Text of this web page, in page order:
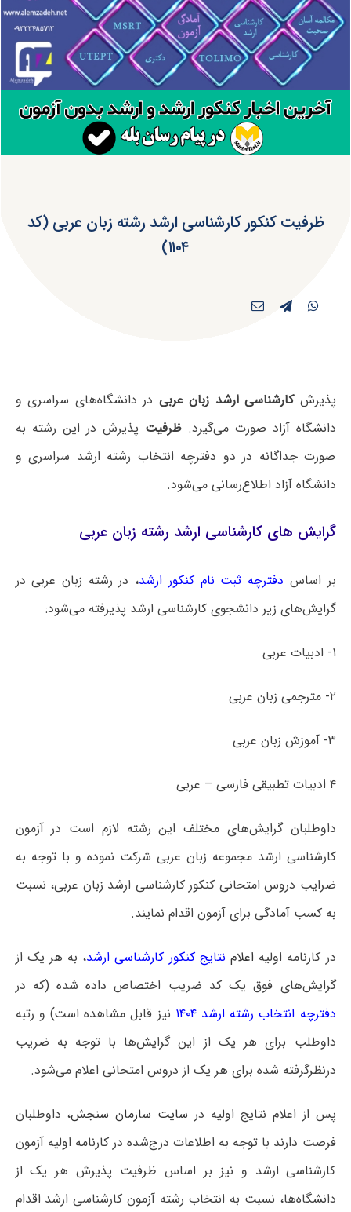
ظرفیت کنکور کارشناسی ارشد رشته زبان عربی (کد
۱۱۰۴)
پذیرشکارشناسی ارشد زبان عربی در دانشگاه‌های سراسری و
دانشگاه آزاد صورت می‌گیرد.ظرفیت پذیرش در این رشته به
صورت جداگانه در دو دفترچه انتخاب رشته ارشد سراسری و
دانشگاه آزاد اطلاع‌رسانی می‌شود.
گرایش های کارشناسی ارشد رشته زبان عربی
بر اساس دفترچه ثبت نام کنکور ارشد، در رشته زبان عربی در
گرایش‌های زیر دانشجوی کارشناسی ارشد پذیرفته می‌شود:
۱- ادبیات عربی
۲- مترجمی زبان عربی
۳- آموزش زبان عربی
۴ ادبیات تطبیقی فارسی – عربی
داوطلبان گرایش‌های مختلف این رشته لازم است در آزمون
کارشناسی ارشد مجموعه زبان عربی شرکت نموده و با توجه به
ضرایب دروس امتحانی کنکور کارشناسی ارشد زبان عربی، نسبت
به کسب آمادگی برای آزمون اقدام نمایند.
در کارنامه اولیه اعلام نتایج کنکور کارشناسی ارشد، به هر یک از
گرایش‌های فوق یک کد ضریب اختصاص داده شده (که در
دفترچه انتخاب رشته ارشد ۱۴۰۴
نیز قابل مشاهده است) و رتبه
داوطلب برای هر یک از این گرایش‌ها با توجه به ضریب
درنظرگرفته شده برای هر یک از دروس امتحانی اعلام می‌شود.
پس از اعلام نتایج اولیه در سایت سازمان سنجش، داوطلبان
فرصت دارند با توجه به اطلاعات درج‌شده در کارنامه اولیه آزمون
کارشناسی ارشد و نیز بر اساس ظرفیت پذیرش هر یک از
دانشگاه‌ها، نسبت به انتخاب رشته آزمون کارشناسی ارشد اقدام